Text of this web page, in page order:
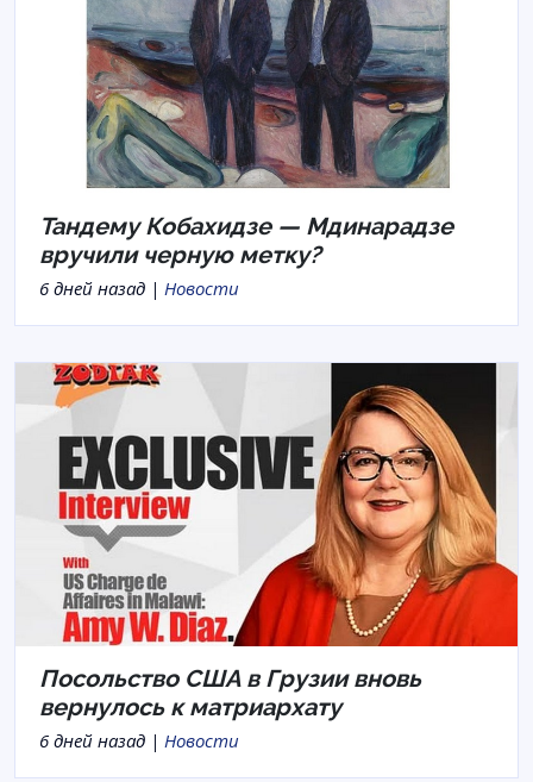
Тандему Кобахидзе — Мдинарадзе
вручили черную метку?
6 дней назад | Новости
Посольство США в Грузии вновь
вернулось к матриархату
6 дней назад | Новости